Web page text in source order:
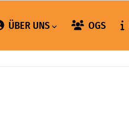
ÜBER UNS OGS